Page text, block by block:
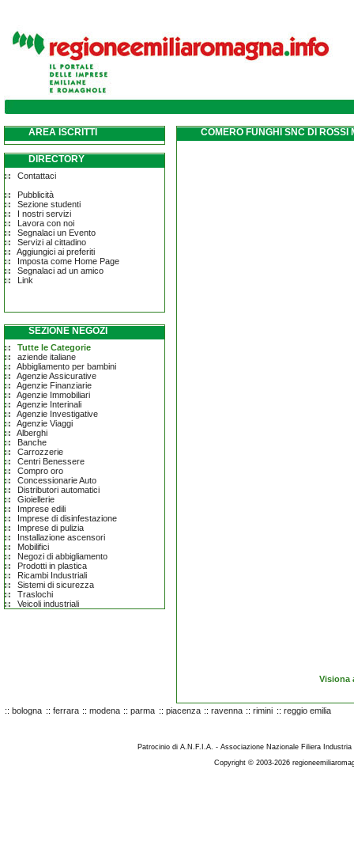
AREA ISCRITTI
DIRECTORY
Contattaci
Pubblicità
Sezione studenti
I nostri servizi
Lavora con noi
Segnalaci un Evento
Servizi al cittadino
Aggiungici ai preferiti
Imposta come Home Page
Segnalaci ad un amico
Link
SEZIONE NEGOZI
Tutte le Categorie
aziende italiane
Abbigliamento per bambini
Agenzie Assicurative
Agenzie Finanziarie
Agenzie Immobiliari
Agenzie Interinali
Agenzie Investigative
Agenzie Viaggi
Alberghi
Banche
Carrozzerie
Centri Benessere
Compro oro
Concessionarie Auto
Distributori automatici
Gioiellerie
Imprese edili
Imprese di disinfestazione
Imprese di pulizia
Installazione ascensori
Mobilifici
Negozi di abbigliamento
Prodotti in plastica
Ricambi Industriali
Sistemi di sicurezza
Traslochi
Veicoli industriali
COMERO FUNGHI SNC DI ROSSI
Visiona
:: bologna :: ferrara :: modena :: parma :: piacenza :: ravenna :: rimini :: reggio emilia
Patrocinio di A.N.F.I.A. - Associazione Nazionale Filiera
Copyright © 2003-2026